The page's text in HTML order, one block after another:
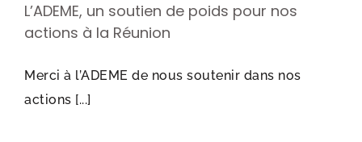
L’ADEME, un soutien de poids pour nos
actions à la Réunion
Merci à l’ADEME de nous soutenir dans nos
actions [...]